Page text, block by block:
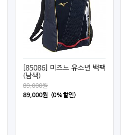
[85086] 미즈노 유소년 백팩
(남색)
89,000원
89,000원 (0%할인)